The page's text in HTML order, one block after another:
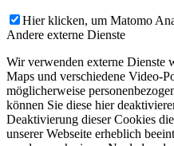
Hier klicken, um Matomo
Andere externe Dienste
Wir verwenden externe Dienste
Maps und verschiedene Video-
möglicherweise
können Sie diese hier
Deaktivierung dieser Cookies
unserer Webseite erheblich